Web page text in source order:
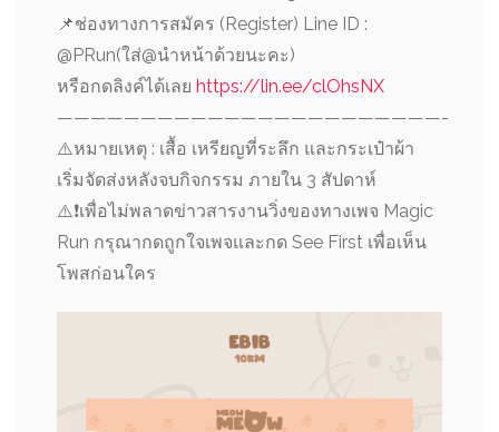
📌ช่องทางการสมัคร (Register) Line ID :
@PRun(ใส่@นำหน้าด้วยนะคะ)
หรือกดลิงค์ได้เลย https://lin.ee/clOhsNX
———————————————————————-
⚠️หมายเหตุ : เสื้อ เหรียญที่ระลึก และกระเป๋าผ้า
เริ่มจัดส่งหลังจบกิจกรรม ภายใน 3 สัปดาห์
⚠️❗️เพื่อไม่พลาดข่าวสารงานวิ่งของทางเพจ Magic
Run กรุณากดถูกใจเพจและกด See First เพื่อเห็น
โพสก่อนใคร